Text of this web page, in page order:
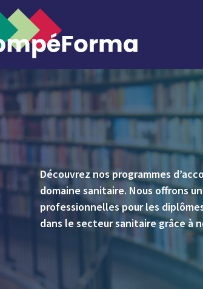
Découvrez nos programmes
domaine sanitaire. Nous offrons
professionnelles pour les
dans le secteur sanitaire grâce à